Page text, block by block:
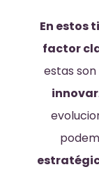
En estos
factor
estas
innovar.